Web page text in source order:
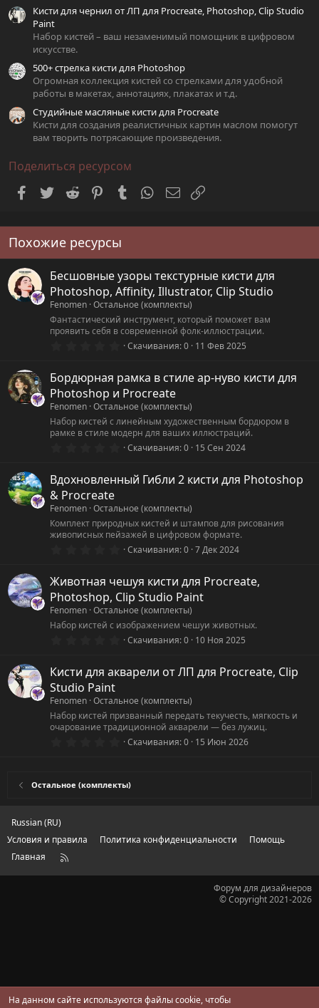
Кисти для чернил от ЛП для Procreate, Photoshop, Clip Studio
Paint
Набор кистей – ваш незаменимый помощник в цифровом
искусстве.
500+ стрелка кисти для Photoshop
Огромная коллекция кистей со стрелками для удобной
работы в макетах, аннотациях, плакатах и т.д.
Студийные масляные кисти для Procreate
Кисти для создания реалистичных картин маслом помогут
вам творить потрясающие произведения.
Поделиться ресурсом
Facebook
Twitter Reddit PinterestTumblrWhatsAppЭлектронная почта
Похожие ресурсы
Бесшовные узоры текстурные кисти для
Photoshop, Affinity, Illustrator, Clip Studio
Fenomen Остальное (комплекты)
Фантастический инструмент, который поможет вам
проявить себя в современной фолк-иллюстрации.
0
0
з
в
ё
д
Скачивания 0 11 Фев 2025
Бордюрная рамка в стиле ар-нуво кисти для
Photoshop и Procreate
Fenomen Остальное (комплекты)
Набор кистей с линейным художественным бордюром в
рамке в стиле модерн для ваших иллюстраций.
0
0
з
ё
д
Скачивания 0 15 Сен 2024
Вдохновленный Гибли 2 кисти для Photoshop
& Procreate
Fenomen Остальное (комплекты)
Комплект природных кистей и штампов для рисования
живописных пейзажей в цифровом формате.
0
0
з
в
ё
д
Скачивания 0 7 Дек 2024
Животная чешуя кисти для Procreate,
Photoshop, Clip Studio Paint
Fenomen Остальное (комплекты)
Набор кистей с изображением чешуи животных.
0
0
з
ё
д
Скачивания 0 10 Ноя 2025
Кисти для акварели от ЛП для Procreate, Clip
Studio Paint
Fenomen Остальное (комплекты)
Набор кистей призванный передать текучесть, мягкость и
очарование традиционной акварели — без лужиц.
0
з
в
Скачивания 0 15 Июн 2026
Остальное (комплекты)
Russian (RU)
Условия и правила
Политика конфиденциальности
Помощь
Главная
R
Форум для дизайнеров
© Copyright 2021-2026
На данном сайте используются файлы cookie, чтобы